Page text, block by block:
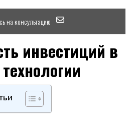
на консультацию
инвестиций в